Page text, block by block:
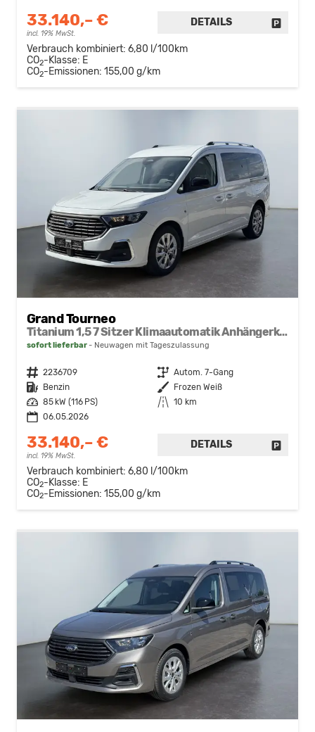
33.140,– €
incl. 19% MwSt.
DETAILS
Verbrauch kombiniert: 6,80 l/100km
CO2-Klasse: E
CO2-Emissionen: 155,00 g/km
Grand Tourneo
Titanium 1,5 7 Sitzer Klimaautomatik Anhängerkupplung Sitzheizung Einparkhilfe Kamera 17 Zoll Leichtmetall ACC
sofort lieferbar Neuwagen mit Tageszulassung
Fahrzeugnr. 2236709 Getriebe Autom. 7-Gang
Kraftstoff
Benzin Außenfarbe
Frozen Weiß
Leistung
85 kW (116 PS) Kilometerstand
10 km
06.05.2026
33.140,– €
incl. 19% MwSt.
DETAILS
Verbrauch kombiniert: 6,80 l/100km
CO2-Klasse: E
CO2-Emissionen: 155,00 g/km